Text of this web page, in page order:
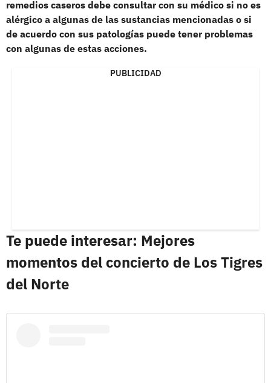
remedios caseros debe consultar con su médico si no es
alérgico a algunas de las sustancias mencionadas o si
de acuerdo con sus patologías puede tener problemas
con algunas de estas acciones.
PUBLICIDAD
Te puede interesar: Mejores
momentos del concierto de Los Tigres
del Norte